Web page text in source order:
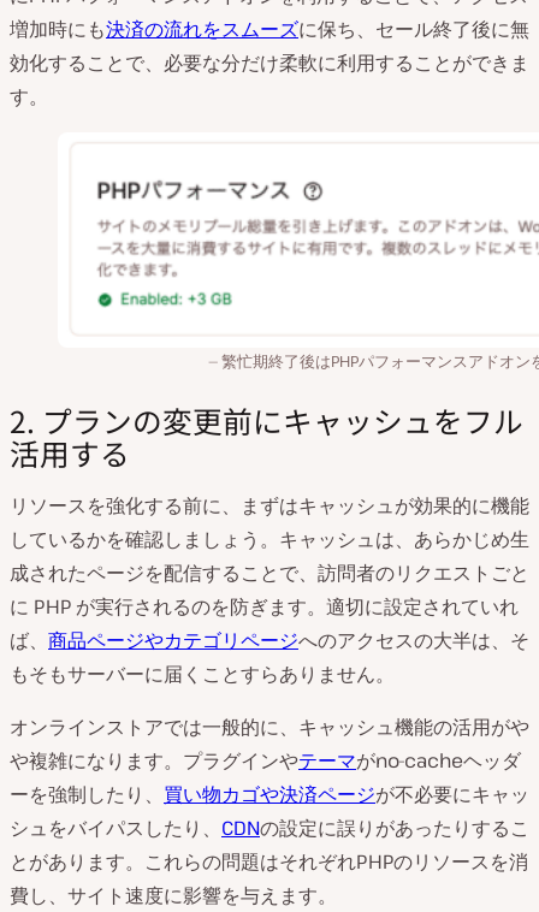
増加時にも決済の流れをスムーズに保ち、セール終了後に無
効化することで、必要な分だけ柔軟に利用することができま
す。
繁忙期終了後はPHPパフォーマンスアドオン
2. プランの変更前にキャッシュをフル
活用する
リソースを強化する前に、まずはキャッシュが効果的に機能
しているかを確認しましょう。キャッシュは、あらかじめ生
成されたページを配信することで、訪問者のリクエストごと
に PHP が実行されるのを防ぎます。適切に設定されていれ
ば、 商品ページやカテゴリページへのアクセスの大半は、そ
もそもサーバーに届くことすらありません。
オンラインストアでは一般的に、キャッシュ機能の活用がや
や複雑になります。プラグインやテーマがno-cacheヘッダ
ーを強制したり、 買い物カゴや決済ページが不必要にキャッ
シュをバイパスしたり、 CDNの設定に誤りがあったりするこ
とがあります。これらの問題はそれぞれPHPのリソースを消
費し、サイト速度に影響を与えます。